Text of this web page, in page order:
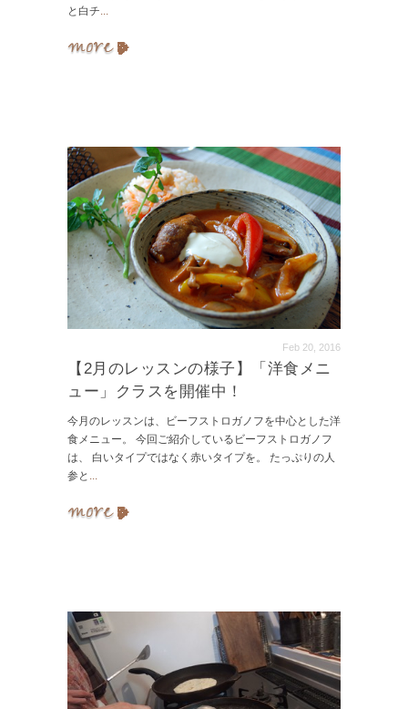
と白チ...
Feb 20, 2016
【2月のレッスンの様子】「洋食メニ
ュー」クラスを開催中！
今月のレッスンは、ビーフストロガノフを中心とした洋
食メニュー。 今回ご紹介しているビーフストロガノフ
は、 白いタイプではなく赤いタイプを。 たっぷりの人
参と ...